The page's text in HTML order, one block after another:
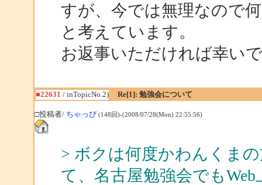
すが、今では無理なので
と考えています。
お返事いただければ幸い
■22631 / inTopicNo.2) Re[1]: 勉強会について
□投稿者/ ちゃっぴ (148回)-(2008/07/28(Mon) 22:55:56)
> ボクは何度かわんくま
て、名古屋勉強会でも